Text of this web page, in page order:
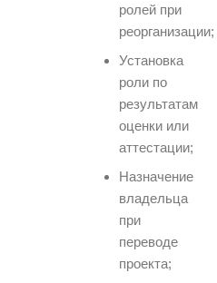
ролей при
реорганизации;
Установка
роли по
результатам
оценки или
аттестации;
Назначение
владельца
при
переводе
проекта;